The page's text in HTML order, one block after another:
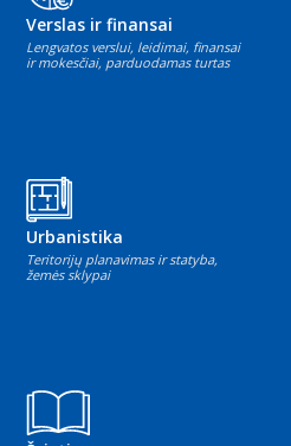
Verslas ir finansai
Lengvatos verslui, leidimai, finansai
ir mokesčiai, parduodamas turtas
Urbanistika
Teritorijų planavimas ir statyba,
žemės sklypai